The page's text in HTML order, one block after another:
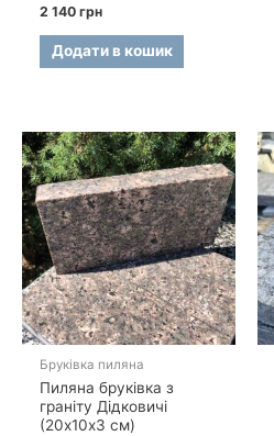
Оцінено
в
0
2 140грн
Додати в кошик
Бруківка пиляна
Пиляна бруківка з
граніту Дідковичі
(20х10х3 см)